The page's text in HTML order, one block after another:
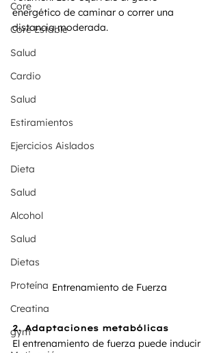
Core
Core Estable
Salud
Cardio
Salud
Estiramientos
Ejercicios Aislados
Dieta
Salud
Alcohol
Salud
Dietas
Proteína
Creatina
gym
energético de caminar o correr una
distancia moderada.
Entrenamiento de Fuerza
2. Adaptaciones metabólicas
El entrenamiento de fuerza puede inducir